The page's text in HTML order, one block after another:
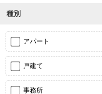
種別
アパート
戸建て
事務所